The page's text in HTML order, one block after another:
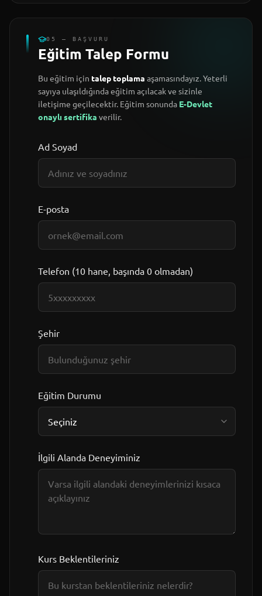
05 — BAŞVURU
Eğitim Talep Formu
Bu eğitim için talep toplama aşamasındayız. Yeterli
sayıya ulaşıldığında eğitim açılacak ve sizinle
iletişime geçilecektir. Eğitim sonunda E-Devlet
onaylı sertifika verilir.
Ad Soyad
E-posta
Telefon (10 hane, başında 0 olmadan)
Şehir
Eğitim Durumu
İlgili Alanda Deneyiminiz
Kurs Beklentileriniz